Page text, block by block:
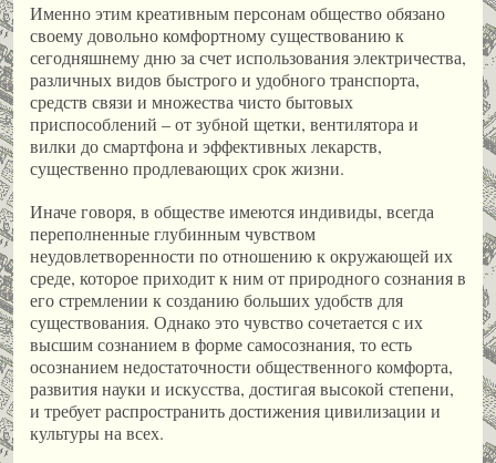
Именно этим креативным персонам общество обязано
своему довольно комфортному существованию к
сегодняшнему дню за счет использования электричества,
различных видов быстрого и удобного транспорта,
средств связи и множества чисто бытовых
приспособлений – от зубной щетки, вентилятора и
вилки до смартфона и эффективных лекарств,
существенно продлевающих срок жизни.
Иначе говоря, в обществе имеются индивиды, всегда
переполненные глубинным чувством
неудовлетворенности по отношению к окружающей их
среде, которое приходит к ним от природного сознания в
его стремлении к созданию больших удобств для
существования. Однако это чувство сочетается с их
высшим сознанием в форме самосознания, то есть
осознанием недостаточности общественного комфорта,
развития науки и искусства, достигая высокой степени,
и требует распространить достижения цивилизации и
культуры на всех.